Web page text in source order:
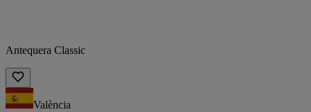
Antequera Classic
València